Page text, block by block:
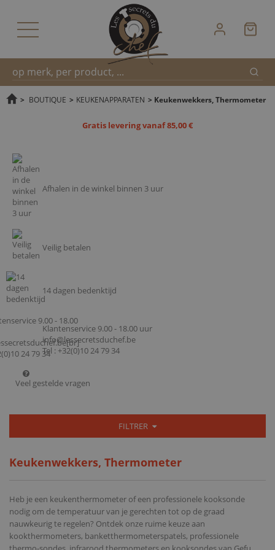
Snel
> BOUTIQUE > KEUKENAPPARATEN > Keukenwekkers, Thermometer
Gratis levering vanaf 85,00 €
Afhalen in de winkel binnen 3 uur
Veilig betalen
14 dagen bedenktijd
Klantenservice 9.00 - 18.00 uur
info@lessecretsduchef.be
Tel : +32(0)10 24 79 34
Veel gestelde vragen
FILTRER
Keukenwekkers, Thermometer
Heb je een keukenthermometer of een professionele kooksonde
nodig om de temperatuur van je gerechten tot op de graad
nauwkeurig te regelen? Ontdek onze ruime keuze aan
kookthermometers, banketthermometerspatels, professionele